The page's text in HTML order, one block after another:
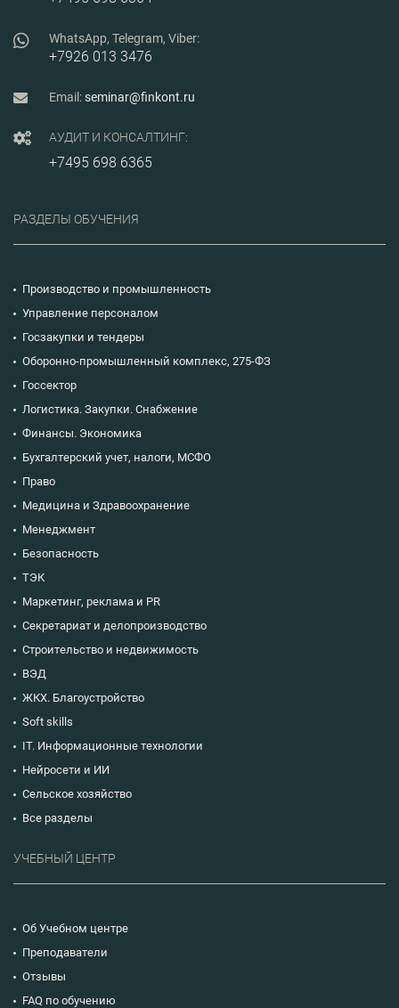
WhatsApp, Telegram, Viber:
+7926 013 3476
Email:seminar@finkont.ru
АУДИТ И КОНСАЛТИНГ:
+7495 698 6365
РАЗДЕЛЫ ОБУЧЕНИЯ
Производство и промышленность
Управление персоналом
Госзакупки и тендеры
Оборонно-промышленный комплекс, 275-ФЗ
Госсектор
Логистика. Закупки. Снабжение
Финансы. Экономика
Бухгалтерский учет, налоги, МСФО
Право
Медицина и Здравоохранение
Менеджмент
Безопасность
ТЭК
Маркетинг, реклама и PR
Секретариат и делопроизводство
Строительство и недвижимость
ВЭД
ЖКХ. Благоустройство
Soft skills
IT. Информационные технологии
Нейросети и ИИ
Сельское хозяйство
Все разделы
УЧЕБНЫЙ ЦЕНТР
Об Учебном центре
Преподаватели
Отзывы
FAQ по обучению